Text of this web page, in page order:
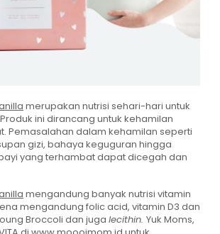
merupakan nutrisi sehari-hari untuk
ini dirancang untuk kehamilan
Pemasalahan dalam kehamilan seperti
gizi, bahaya keguguran hingga
yang terhambat dapat dicegah dan
mengandung banyak nutrisi vitamin
mengandung folic acid, vitamin D3 dan
Broccoli dan juga lecithin. Yuk Moms,